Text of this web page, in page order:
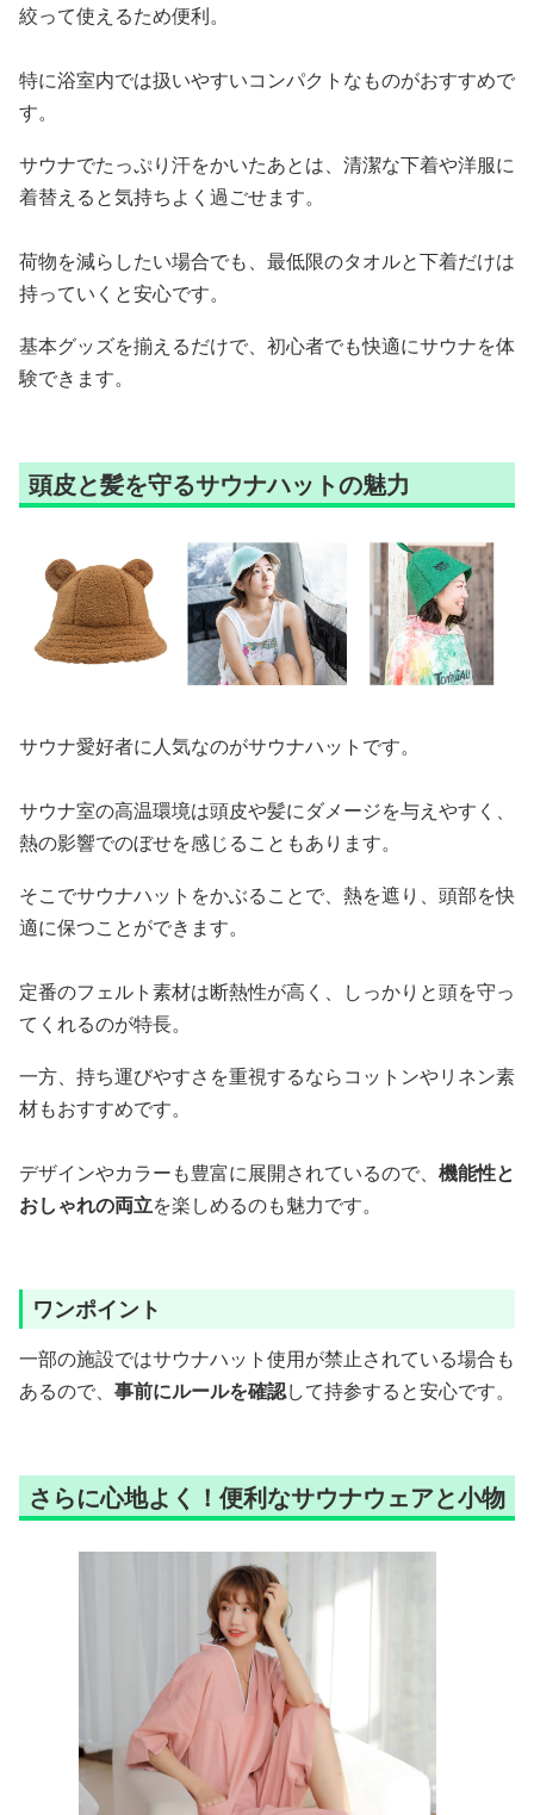
絞って使えるため便利。
特に浴室内では扱いやすいコンパクトなものがおすすめで
す。
サウナでたっぷり汗をかいたあとは、清潔な下着や洋服に
着替えると気持ちよく過ごせます。
荷物を減らしたい場合でも、最低限のタオルと下着だけは
持っていくと安心です。
基本グッズを揃えるだけで、初心者でも快適にサウナを体
験できます。
頭皮と髪を守るサウナハットの魅力
サウナ愛好者に人気なのがサウナハットです。
サウナ室の高温環境は頭皮や髪にダメージを与えやすく、
熱の影響でのぼせを感じることもあります。
そこでサウナハットをかぶることで、熱を遮り、頭部を快
適に保つことができます。
定番のフェルト素材は断熱性が高く、しっかりと頭を守っ
てくれるのが特長。
一方、持ち運びやすさを重視するならコットンやリネン素
材もおすすめです。
デザインやカラーも豊富に展開されているので、 機能性と
おしゃれの両立を楽しめるのも魅力です。
ワンポイント
一部の施設ではサウナハット使用が禁止されている場合も
あるので、 事前にルールを確認して持参すると安心です。
さらに心地よく！便利なサウナウェアと小物